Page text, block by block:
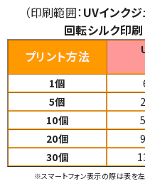
（印刷範囲：UVインクジ
回転シルク印刷
プリント方法
1個
5個
10個
20個
30個
※スマートフォン表示の際は表を左